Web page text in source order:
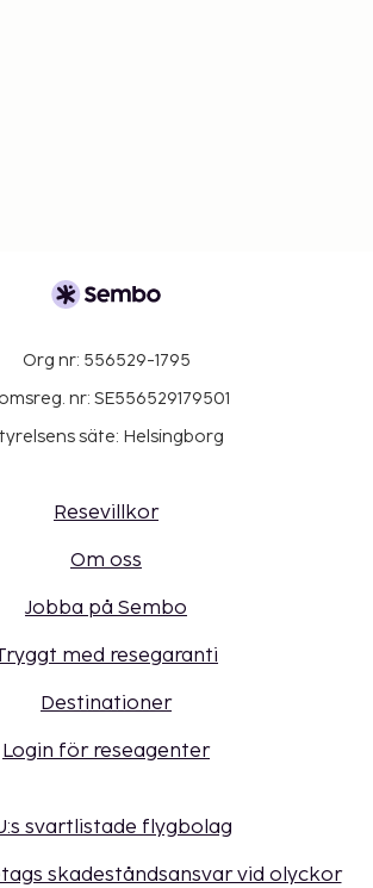
Org nr: 556529-1795
nr: SE556529179501
säte: Helsingborg
Resevillkor
Om oss
Jobba på Sembo
med resegaranti
Destinationer
Login för reseagenter
svartlistade flygbolag
skadeståndsansvar vid olyckor